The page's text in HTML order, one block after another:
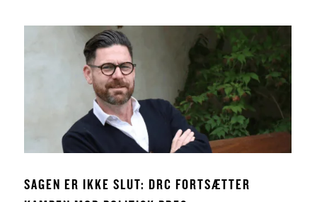
SAGEN ER IKKE SLUT: DRC FORTSÆTTER